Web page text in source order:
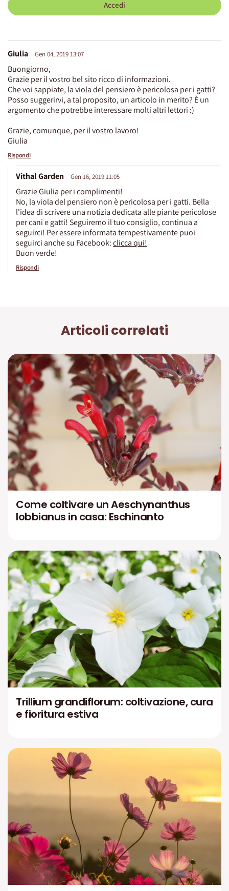
Accedi
Giulia Gen 04, 2019 13:07
Buongiorno,
Grazie per il vostro bel sito ricco di informazioni.
Che voi sappiate, la viola del pensiero è pericolosa per i gatti?
Posso suggerirvi, a tal proposito, un articolo in merito? È un
argomento che potrebbe interessare molti altri lettori :)
Grazie, comunque, per il vostro lavoro!
Giulia
Rispondi
Vithal Garden Gen 16, 2019 11:05
Grazie Giulia per i complimenti!
No, la viola del pensiero non è pericolosa per i gatti. Bella
l'idea di scrivere una notizia dedicata alle piante pericolose
per cani e gatti! Seguiremo il tuo consiglio, continua a
seguirci! Per essere informata tempestivamente puoi
seguirci anche su Facebook:clicca qui!
Buon verde!
Rispondi
Articoli correlati
Come coltivare un Aeschynanthus
lobbianus in casa: Eschinanto
Trillium grandiflorum: coltivazione, cura
e fioritura estiva